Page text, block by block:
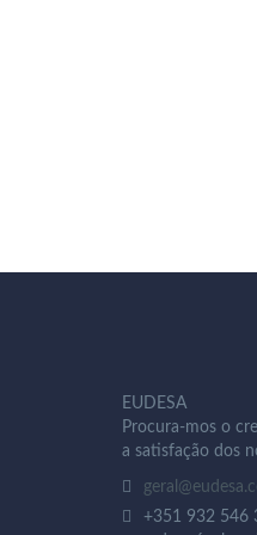
EUDESA
Procura-mos o
a satisfação dos
+351 932 546